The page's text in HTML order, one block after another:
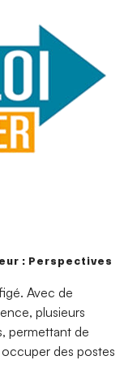
: Perspectives
Avec de
plusieurs
permettant de
des postes